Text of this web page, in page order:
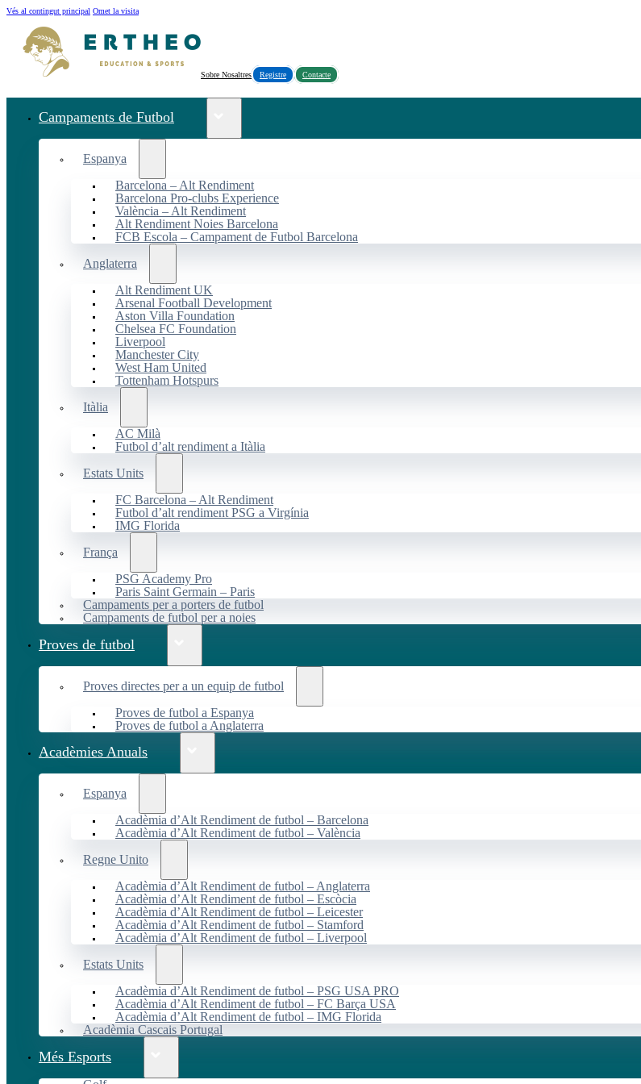
Vés al contingut principal Omet la visita
Sobre Nosaltres Registre Contacte
Campaments de Futbol
Espanya
Barcelona – Alt Rendiment
Barcelona Pro-clubs Experience
València – Alt Rendiment
Alt Rendiment Noies Barcelona
FCB Escola – Campament de Futbol Barcelona
Anglaterra
Alt Rendiment UK
Arsenal Football Development
Aston Villa Foundation
Chelsea FC Foundation
Liverpool
Manchester City
West Ham United
Tottenham Hotspurs
Itàlia
AC Milà
Futbol d’alt rendiment a Itàlia
Estats Units
FC Barcelona – Alt Rendiment
Futbol d’alt rendiment PSG a Virgínia
IMG Florida
França
PSG Academy Pro
Paris Saint Germain – Paris
Campaments per a porters de futbol
Campaments de futbol per a noies
Proves de futbol
Proves directes per a un equip de futbol
Proves de futbol a Espanya
Proves de futbol a Anglaterra
Acadèmies Anuals
Espanya
Acadèmia d’Alt Rendiment de futbol – Barcelona
Acadèmia d’Alt Rendiment de futbol – València
Regne Unito
Acadèmia d’Alt Rendiment de futbol – Anglaterra
Acadèmia d’Alt Rendiment de futbol – Escòcia
Acadèmia d’Alt Rendiment de futbol – Leicester
Acadèmia d’Alt Rendiment de futbol – Stamford
Acadèmia d’Alt Rendiment de futbol – Liverpool
Estats Units
Acadèmia d’Alt Rendiment de futbol – PSG USA PRO
Acadèmia d’Alt Rendiment de futbol – FC Barça USA
Acadèmia d’Alt Rendiment de futbol – IMG Florida
Acadèmia Cascais Portugal
Més Esports